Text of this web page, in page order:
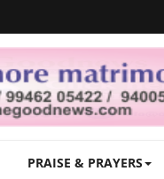
PRAISE & PRAYERS